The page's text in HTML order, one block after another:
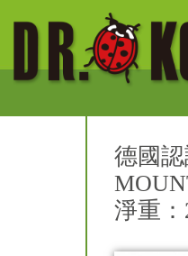
德國
淨重：